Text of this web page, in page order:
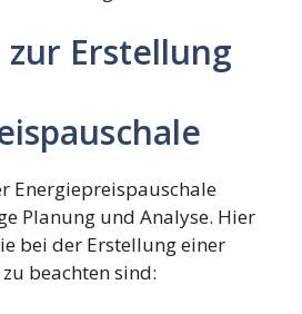
Erstellung
Energiepreispauschale
Planung und Analyse. Hier
bei der Erstellung einer
beachten sind: